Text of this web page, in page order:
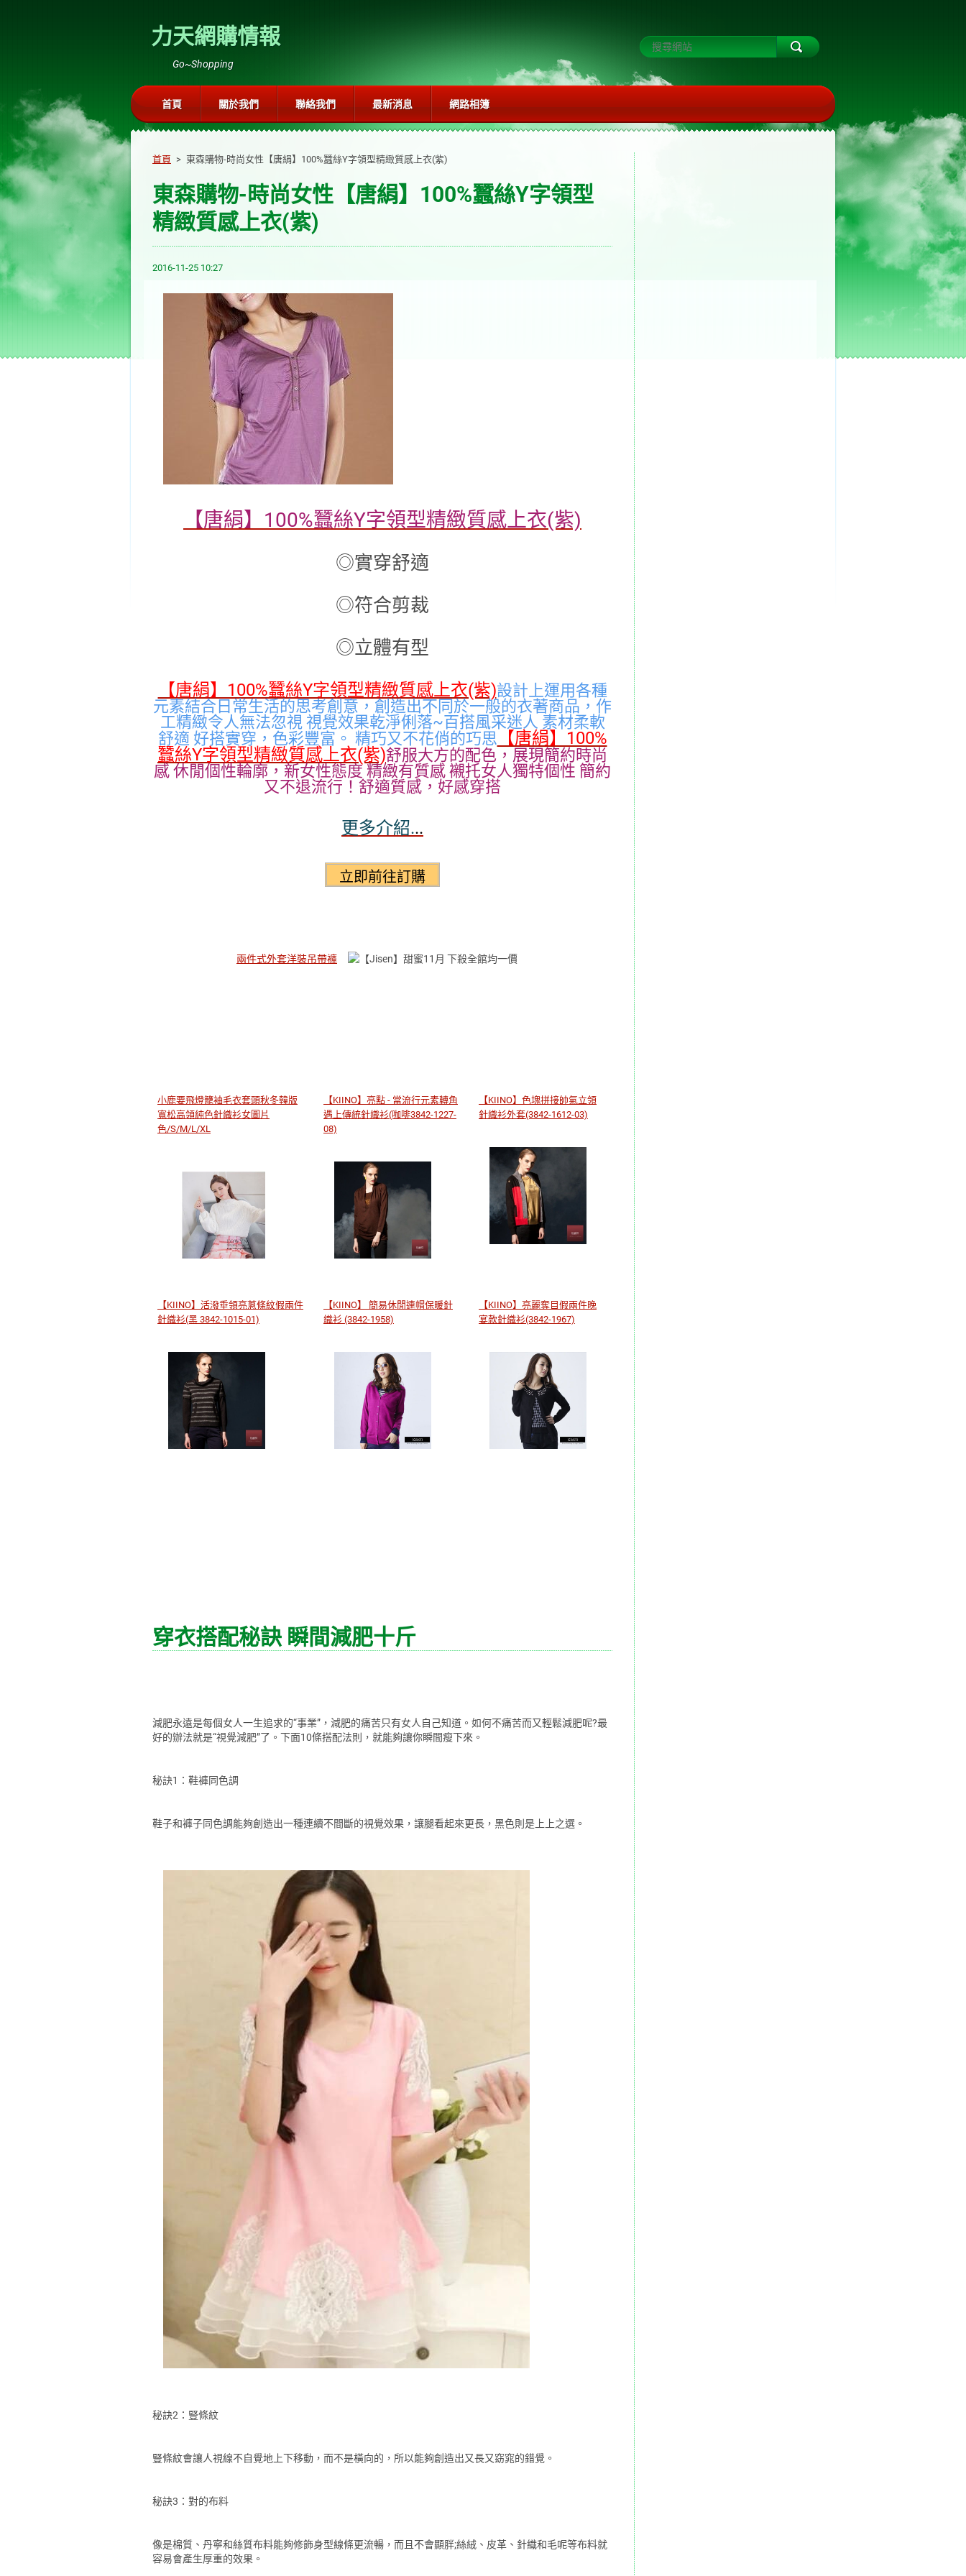
力天網購情報
Go~Shopping
首頁 > 東森購物-時尚女性【唐絹】100%蠶絲Y字領型精緻質感上衣(紫)
東森購物-時尚女性【唐絹】100%蠶絲Y字領型
精緻質感上衣(紫)
2016-11-25 10:27
【唐絹】100%蠶絲Y字領型精緻質感上衣(紫)
◎實穿舒適
◎符合剪裁
◎立體有型
【唐絹】100%蠶絲Y字領型精緻質感上衣(紫)設計上運用各種
元素結合日常生活的思考創意，創造出不同於一般的衣著商品，作
工精緻令人無法忽視 視覺效果乾淨俐落~百搭風采迷人 素材柔軟
舒適 好搭實穿，色彩豐富。 精巧又不花俏的巧思 【唐絹】100%
蠶絲Y字領型精緻質感上衣(紫)舒服大方的配色，展現簡約時尚
感 休閒個性輪廓，新女性態度 精緻有質感 襯托女人獨特個性 簡約
又不退流行！舒適質感，好感穿搭
更多介紹...
兩件式外套洋裝吊帶褲
小鹿要飛燈籠袖毛衣套頭秋冬韓版
寬松高領純色針織衫女圖片
色/S/M/L/XL
【KIINO】亮點 - 當流行元素轉角
遇上傳統針織衫(咖啡3842-1227-
08)
【KIINO】色塊拼接帥氣立領
針織衫外套(3842-1612-03)
【KIINO】活潑垂領亮蔥條紋假兩件
針織衫(黑 3842-1015-01)
【KIINO】 簡易休閒連帽保暖針
織衫 (3842-1958)
【KIINO】亮麗奪目假兩件晚
宴款針織衫(3842-1967)
穿衣搭配秘訣 瞬間減肥十斤
減肥永遠是每個女人一生追求的“事業”，減肥的痛苦只有女人自己知道。如何不痛苦而又輕鬆減肥呢?最
好的辦法就是“視覺減肥”了。下面10條搭配法則，就能夠讓你瞬間瘦下來。
秘訣1：鞋褲同色調
鞋子和褲子同色調能夠創造出一種連續不間斷的視覺效果，讓腿看起來更長，黑色則是上上之選。
秘訣2：豎條紋
豎條紋會讓人視線不自覺地上下移動，而不是橫向的，所以能夠創造出又長又窈窕的錯覺。
秘訣3：對的布料
像是棉質、丹寧和絲質布料能夠修飾身型線條更流暢，而且不會顯胖;絲絨、皮革、針織和毛呢等布料就
容易會產生厚重的效果。
首頁 關於我們 聯絡我們 最新消息 網路相簿